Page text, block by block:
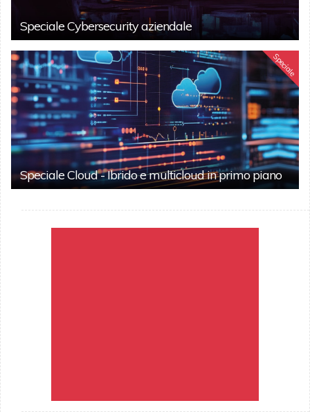
Speciale Cybersecurity aziendale
Speciale
Speciale Cloud - Ibrido e multicloud in primo piano